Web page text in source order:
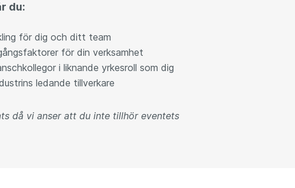
du:
för dig och ditt team
för din verksamhet
i liknande yrkesroll som dig
ledande tillverkare
då vi anser att du inte tillhör eventets